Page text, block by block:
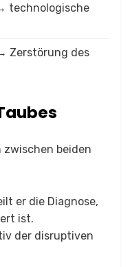
technologische
Zerstörung des
beiden
er die Diagnose,
ist.
der disruptiven